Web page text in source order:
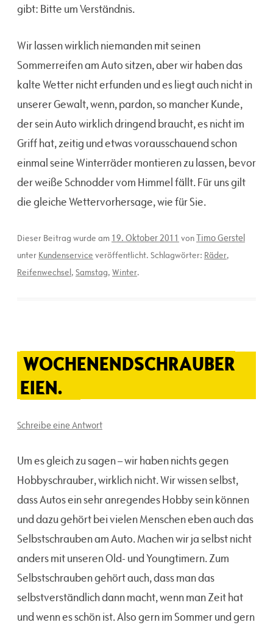
gibt: Bitte um Verständnis.
Wir lassen wirklich niemanden mit seinen
Sommerreifen am Auto sitzen, aber wir haben das
kalte Wetter nicht erfunden und es liegt auch nicht in
unserer Gewalt, wenn, pardon, so mancher Kunde,
der sein Auto wirklich dringend braucht, es nicht im
Griff hat, zeitig und etwas vorausschauend schon
einmal seine Winterräder montieren zu lassen, bevor
der weiße Schnodder vom Himmel fällt. Für uns gilt
die gleiche Wettervorhersage, wie für Sie.
Dieser Beitrag wurde am 19. Oktober 2011 vonTimo Gerstel
unter Kundenservice veröffentlicht. Schlagwörter: Räder,
Reifenwechsel , Samstag, Winter.
WOCHENENDSCHRAUBER
EIEN.
Schreibe eine Antwort
Um es gleich zu sagen – wir haben nichts gegen
Hobbyschrauber, wirklich nicht. Wir wissen selbst,
dass Autos ein sehr anregendes Hobby sein können
und dazu gehört bei vielen Menschen eben auch das
Selbstschrauben am Auto. Machen wir ja selbst nicht
anders mit unseren Old- und Youngtimern. Zum
Selbstschrauben gehört auch, dass man das
selbstverständlich dann macht, wenn man Zeit hat
und wenn es schön ist. Also gern im Sommer und gern